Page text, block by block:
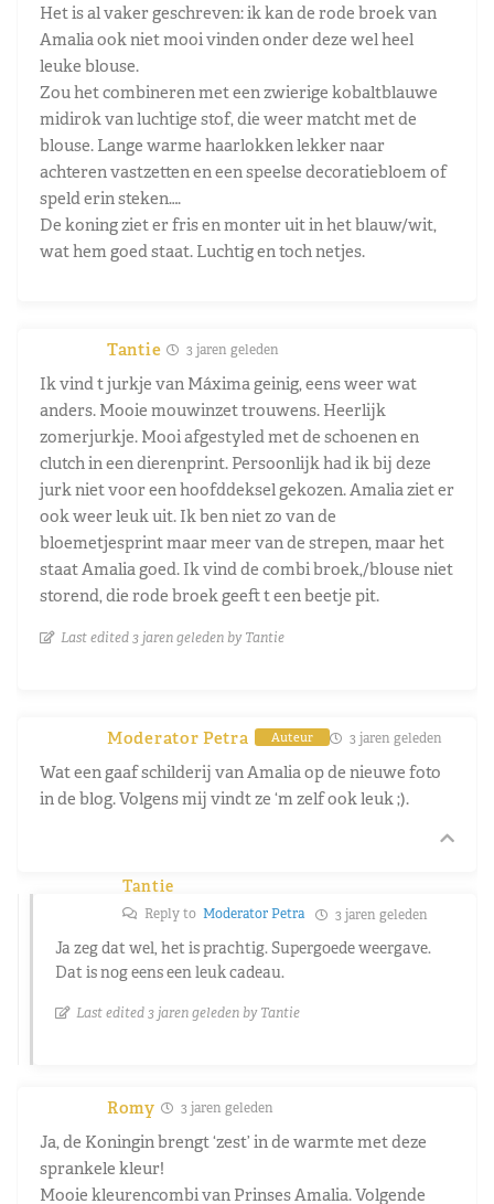
Het is al vaker geschreven: ik kan de rode broek van
Amalia ook niet mooi vinden onder deze wel heel
leuke blouse.
Zou het combineren met een zwierige kobaltblauwe
midirok van luchtige stof, die weer matcht met de
blouse. Lange warme haarlokken lekker naar
achteren vastzetten en een speelse decoratiebloem of
speld erin steken….
De koning ziet er fris en monter uit in het blauw/wit,
wat hem goed staat. Luchtig en toch netjes.
Tantie 3 jaren geleden
Ik vind t jurkje van Máxima geinig, eens weer wat
anders. Mooie mouwinzet trouwens. Heerlijk
zomerjurkje. Mooi afgestyled met de schoenen en
clutch in een dierenprint. Persoonlijk had ik bij deze
jurk niet voor een hoofddeksel gekozen. Amalia ziet er
ook weer leuk uit. Ik ben niet zo van de
bloemetjesprint maar meer van de strepen, maar het
staat Amalia goed. Ik vind de combi broek,/blouse niet
storend, die rode broek geeft t een beetje pit.
Last edited 3 jaren geleden by Tantie
Moderator Petra Auteur 3 jaren geleden
Wat een gaaf schilderij van Amalia op de nieuwe foto
in de blog. Volgens mij vindt ze ‘m zelf ook leuk ;).
Tantie
Reply to Moderator Petra 3 jaren geleden
Ja zeg dat wel, het is prachtig. Supergoede weergave.
Dat is nog eens een leuk cadeau.
Last edited 3 jaren geleden by Tantie
Romy 3 jaren geleden
Ja, de Koningin brengt ‘zest’ in de warmte met deze
sprankele kleur!
Mooie kleurencombi van Prinses Amalia. Volgende